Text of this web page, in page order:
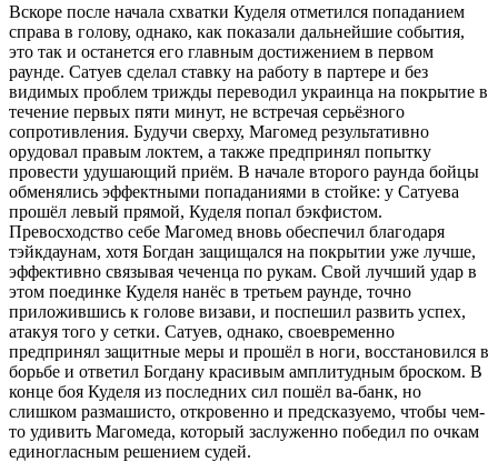
Вскоре после начала схватки Куделя отметился попаданием
справа в голову, однако, как показали дальнейшие события,
это так и останется его главным достижением в первом
раунде. Сатуев сделал ставку на работу в партере и без
видимых проблем трижды переводил украинца на покрытие в
течение первых пяти минут, не встречая серьёзного
сопротивления. Будучи сверху, Магомед результативно
орудовал правым локтем, а также предпринял попытку
провести удушающий приём. В начале второго раунда бойцы
обменялись эффектными попаданиями в стойке: у Сатуева
прошёл левый прямой, Куделя попал бэкфистом.
Превосходство себе Магомед вновь обеспечил благодаря
тэйкдаунам, хотя Богдан защищался на покрытии уже лучше,
эффективно связывая чеченца по рукам. Свой лучший удар в
этом поединке Куделя нанёс в третьем раунде, точно
приложившись к голове визави, и поспешил развить успех,
атакуя того у сетки. Сатуев, однако, своевременно
предпринял защитные меры и прошёл в ноги, восстановился в
борьбе и ответил Богдану красивым амплитудным броском. В
конце боя Куделя из последних сил пошёл ва-банк, но
слишком размашисто, откровенно и предсказуемо, чтобы чем-
то удивить Магомеда, который заслуженно победил по очкам
единогласным решением судей.